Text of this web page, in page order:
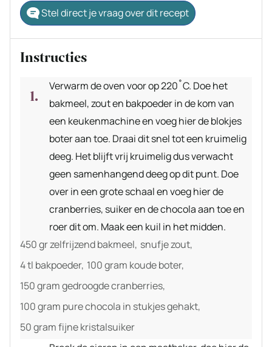
Stel direct je vraag over dit recept
Instructies
Verwarm de oven voor op 220˚C. Doe het
bakmeel, zout en bakpoeder in de kom van
een keukenmachine en voeg hier de blokjes
boter aan toe. Draai dit snel tot een kruimelig
deeg. Het blijft vrij kruimelig dus verwacht
geen samenhangend deeg op dit punt. Doe
over in een grote schaal en voeg hier de
cranberries, suiker en de chocola aan toe en
roer dit om. Maak een kuil in het midden.
450 gr zelfrijzend bakmeel, snufje zout,
4 tl bakpoeder, 100 gram koude boter,
150 gram gedroogde cranberries,
100 gram pure chocola in stukjes gehakt,
50 gram fijne kristalsuiker